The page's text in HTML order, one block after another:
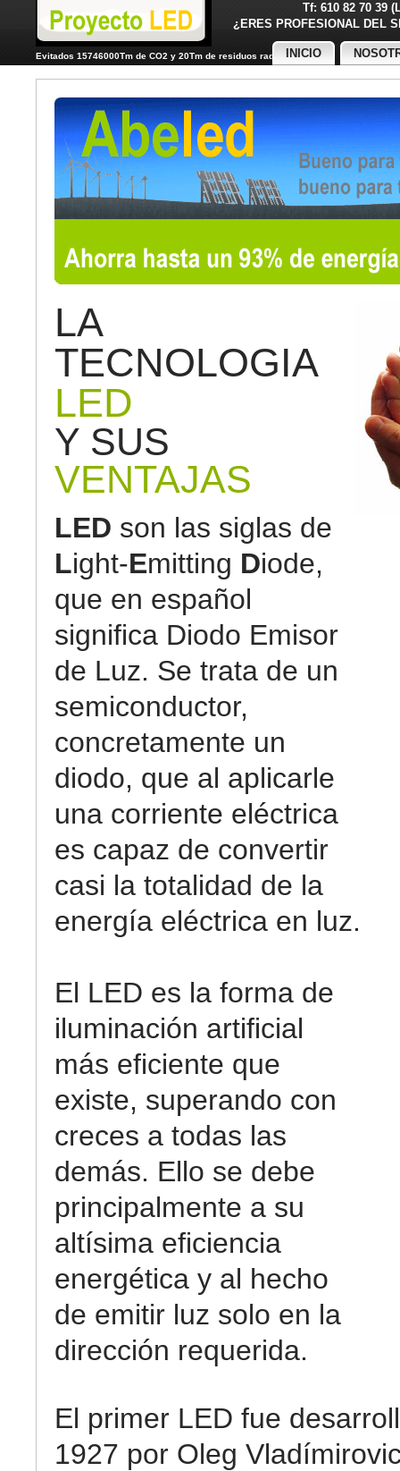
Tf: 610 82 70 39
¿ERES PROFESIONAL
Evitados 15746000Tm de CO2 y 20Tm de residuos radiactivos
INICIO
LA
TECNOLOGIA
LED
Y SUS
VENTAJAS
LED son las siglas de
Light-Emitting Diode,
que en español
significa Diodo Emisor
de Luz. Se trata de un
semiconductor,
concretamente un
diodo, que al aplicarle
una corriente eléctrica
es capaz de convertir
casi la totalidad de la
energía eléctrica en luz.
El LED es la forma de
iluminación artificial
más eficiente que
existe, superando con
creces a todas las
demás. Ello se debe
principalmente a su
altísima eficiencia
energética y al hecho
de emitir luz solo en la
dirección requerida.
El primer LED fue
1927 por Oleg